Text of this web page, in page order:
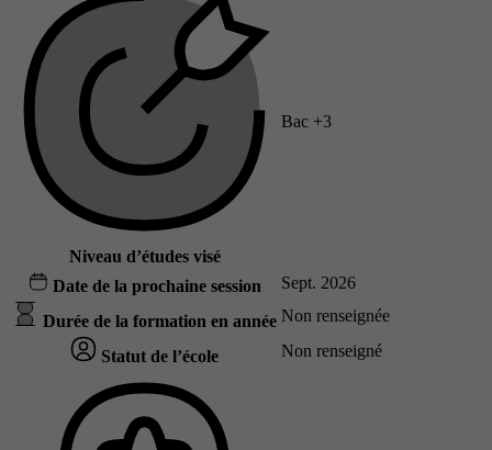
Niveau d’études visé
Bac +3
Date de la prochaine session Sept. 2026
Durée de la formation en année Non renseignée
Statut de l’école Non renseigné